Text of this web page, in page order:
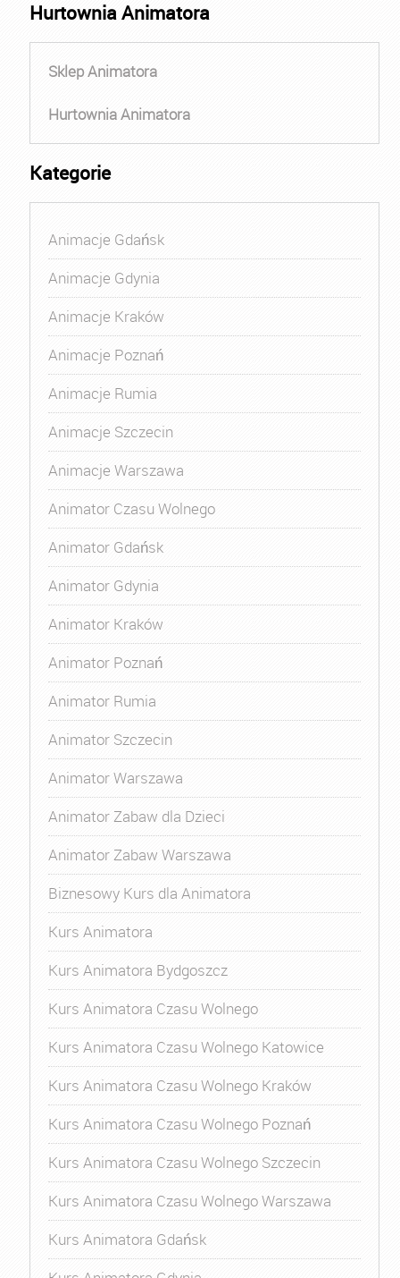
Hurtownia Animatora
Sklep Animatora
Hurtownia Animatora
Kategorie
Animacje Gdańsk
Animacje Gdynia
Animacje Kraków
Animacje Poznań
Animacje Rumia
Animacje Szczecin
Animacje Warszawa
Animator Czasu Wolnego
Animator Gdańsk
Animator Gdynia
Animator Kraków
Animator Poznań
Animator Rumia
Animator Szczecin
Animator Warszawa
Animator Zabaw dla Dzieci
Animator Zabaw Warszawa
Biznesowy Kurs dla Animatora
Kurs Animatora
Kurs Animatora Bydgoszcz
Kurs Animatora Czasu Wolnego
Kurs Animatora Czasu Wolnego Katowice
Kurs Animatora Czasu Wolnego Kraków
Kurs Animatora Czasu Wolnego Poznań
Kurs Animatora Czasu Wolnego Szczecin
Kurs Animatora Czasu Wolnego Warszawa
Kurs Animatora Gdańsk